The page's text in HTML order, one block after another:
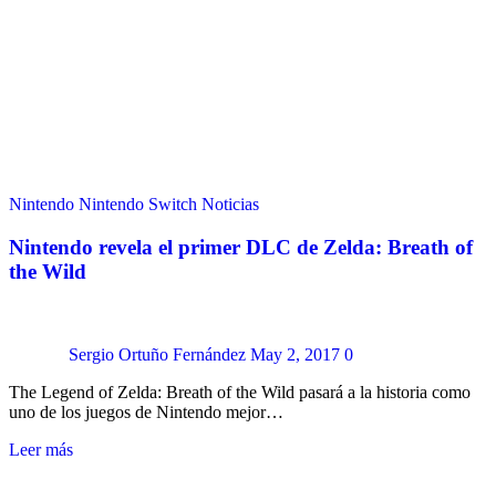
Nintendo Nintendo Switch Noticias
Nintendo revela el primer DLC de Zelda: Breath of
the Wild
Sergio Ortuño Fernández May 2, 2017 0
The Legend of Zelda: Breath of the Wild pasará a la historia como
uno de los juegos de Nintendo mejor…
Leer más